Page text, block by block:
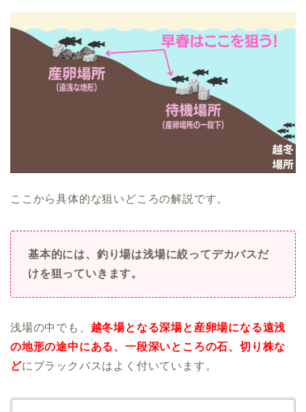
ここから具体的な狙いどころの解説です。
基本的には、釣り場は浅場に絞ってデカバスだ
けを狙っていきます。
浅場の中でも、 越冬場となる深場と産卵場になる遠浅
の地形の途中にある、一段深いところの石、切り株な
どにブラックバスはよく付いています。